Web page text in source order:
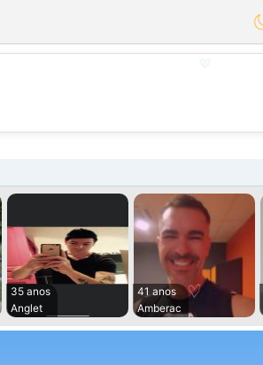
35 anos
Anglet
41 anos
Amberac